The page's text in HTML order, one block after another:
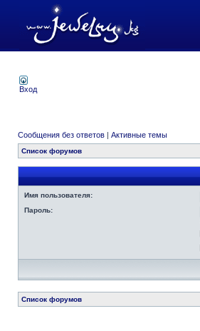
Вход
Сообщения без ответов | Активные темы
Список форумов
Имя пользователя:
Пароль:
Список форумов